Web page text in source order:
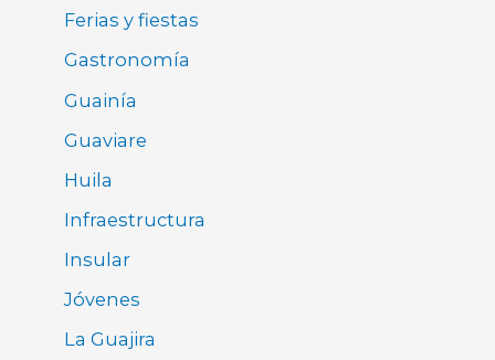
Ferias y fiestas
Gastronomía
Guainía
Guaviare
Huila
Infraestructura
Insular
Jóvenes
La Guajira